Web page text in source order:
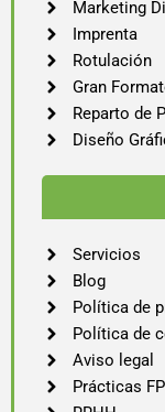
Marketing
Imprenta
Rotulación
Gran
Reparto de
Diseño
Servicios
Blog
Política de
Política de
Aviso legal
Prácticas FP